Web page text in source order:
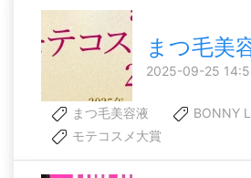
まつ毛美
2025-09-25
まつ毛美容液
BONNY
モテコスメ大賞